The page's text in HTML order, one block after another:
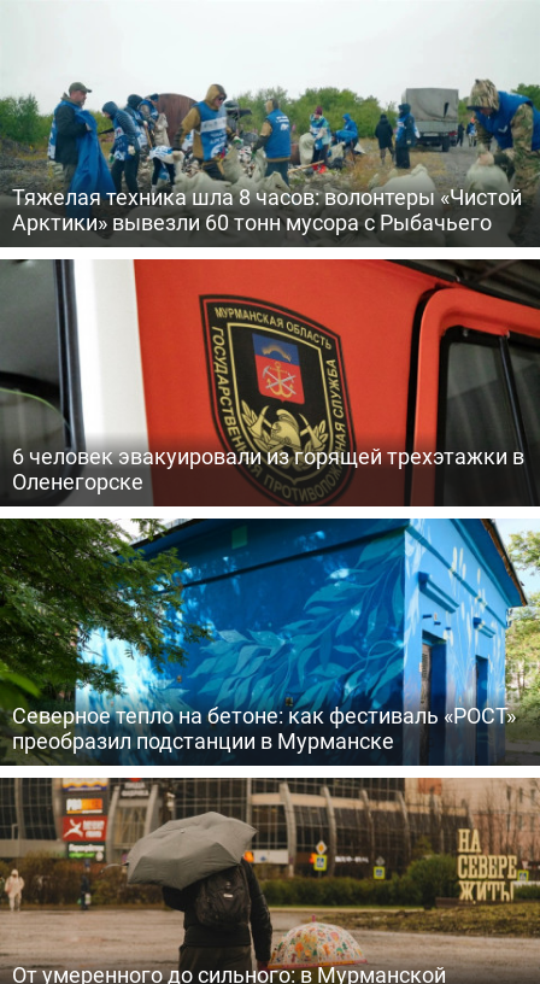
Тяжелая техника шла 8 часов: волонтеры «Чистой
Арктики» вывезли 60 тонн мусора с Рыбачьего
6 человек эвакуировали из горящей трехэтажки в
Оленегорске
Северное тепло на бетоне: как фестиваль «РОСТ»
преобразил подстанции в Мурманске
От умеренного до сильного: в Мурманской